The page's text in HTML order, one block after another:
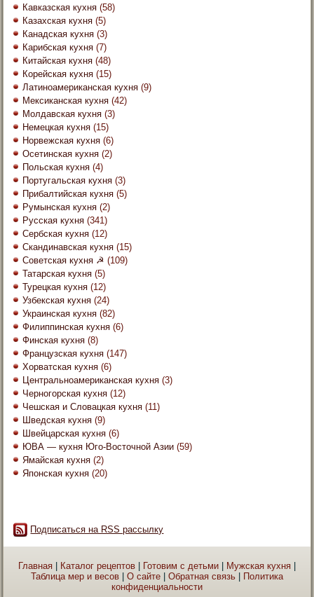
Кавказская кухня (58)
Казахская кухня (5)
Канадская кухня (3)
Карибская кухня (7)
Китайская кухня (48)
Корейская кухня (15)
Латиноамериканская кухня (9)
Мексиканская кухня (42)
Молдавская кухня (3)
Немецкая кухня (15)
Норвежская кухня (6)
Осетинская кухня (2)
Польская кухня (4)
Португальская кухня (3)
Прибалтийская кухня (5)
Румынская кухня (2)
Русская кухня (341)
Сербская кухня (12)
Скандинавская кухня (15)
Советская кухня ☭ (109)
Татарская кухня (5)
Турецкая кухня (12)
Узбекская кухня (24)
Украинская кухня (82)
Филиппинская кухня (6)
Финская кухня (8)
Французская кухня (147)
Хорватская кухня (6)
Центральноамериканская кухня (3)
Черногорская кухня (12)
Чешская и Словацкая кухня (11)
Шведская кухня (9)
Швейцарская кухня (6)
ЮВА — кухня Юго-Восточной Азии (59)
Ямайская кухня (2)
Японская кухня (20)
Подписаться на RSS рассылку
Главная Каталог рецептов Готовим с детьми Мужская кухня
Таблица мер и весов
О сайте Обратная связь
Политика
конфиденциальности